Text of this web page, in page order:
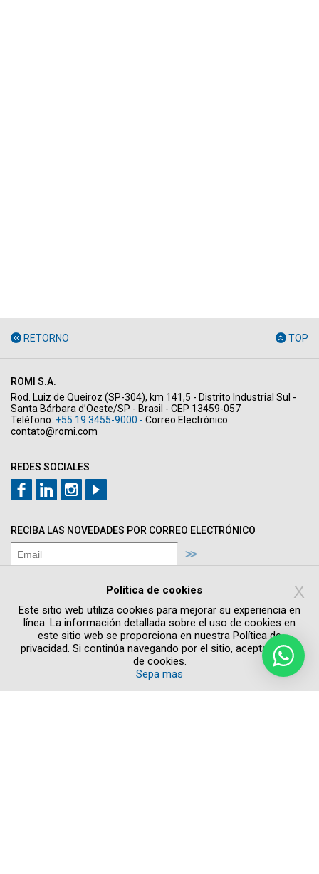
RETORNO TOP
REDES SOCIALES
ROMI S.A.
Rod. Luiz de Queiroz (SP-304), km 141,5 - Distrito Industrial Sul -
Santa Bárbara d’Oeste/SP - Brasil - CEP 13459-057
Teléfono: +55 19 3455-9000 - Correo Electrónico:
contato@romi.com
RECIBA LAS NOVEDADES POR CORREO ELECTRÓNICO
por e-mail
Política de cookies X
Este sitio web utiliza cookies para mejorar su experiencia en
línea. La información detallada sobre el uso de cookies en
este sitio web se proporciona en nuestra Política de
privacidad. Si continúa navegando por el sitio, acepta el uso
de cookies.
Sepa mas